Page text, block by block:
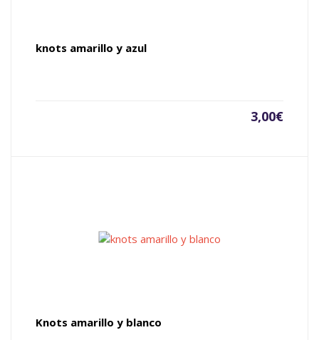
knots amarillo y azul
3,00€
Knots amarillo y blanco